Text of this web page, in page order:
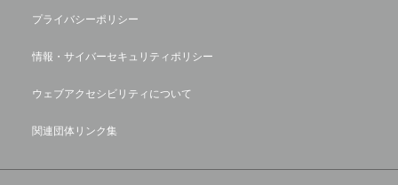
プライバシーポリシー
情報・サイバーセキュリティポリシー
ウェブアクセシビリティについて
関連団体リンク集